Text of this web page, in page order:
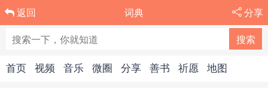
返回 词典 分享
首页 视频 音乐 微圈 分享 善书 祈愿 地图